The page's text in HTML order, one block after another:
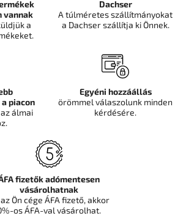
vannak
a
Dachser
A túlméretes szállítmányokat
a Dachser szállítja ki Önnek.
piacon
álmai
Egyéni hozzáállás
örömmel válaszolunk minden
kérdésére.
fizetők adómentesen
vásárolhatnak
Ön cége ÁFA fizető, akkor
os ÁFA-val vásárolhat.